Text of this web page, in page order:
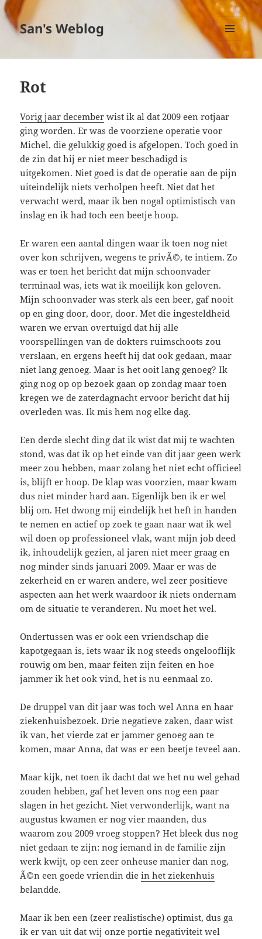
San's Weblog
MENU
EN
Rot
Vorig jaar december wist ik al dat 2009 een rotjaar
ging worden. Er was de voorziene operatie voor
Michel, die gelukkig goed is afgelopen. Toch goed in
de zin dat hij er niet meer beschadigd is
uitgekomen. Niet goed is dat de operatie aan de pijn
uiteindelijk niets verholpen heeft. Niet dat het
verwacht werd, maar ik ben nogal optimistisch van
inslag en ik had toch een beetje hoop.
Er waren een aantal dingen waar ik toen nog niet
over kon schrijven, wegens te privÃ©, te intiem. Zo
was er toen het bericht dat mijn schoonvader
terminaal was, iets wat ik moeilijk kon geloven.
Mijn schoonvader was sterk als een beer, gaf nooit
op en ging door, door, door. Met die ingesteldheid
waren we ervan overtuigd dat hij alle
voorspellingen van de dokters ruimschoots zou
verslaan, en ergens heeft hij dat ook gedaan, maar
niet lang genoeg. Maar is het ooit lang genoeg? Ik
ging nog op op bezoek gaan op zondag maar toen
kregen we de zaterdagnacht ervoor bericht dat hij
overleden was. Ik mis hem nog elke dag.
Een derde slecht ding dat ik wist dat mij te wachten
stond, was dat ik op het einde van dit jaar geen werk
meer zou hebben, maar zolang het niet echt officieel
is, blijft er hoop. De klap was voorzien, maar kwam
dus niet minder hard aan. Eigenlijk ben ik er wel
blij om. Het dwong mij eindelijk het heft in handen
te nemen en actief op zoek te gaan naar wat ik wel
wil doen op professioneel vlak, want mijn job deed
ik, inhoudelijk gezien, al jaren niet meer graag en
nog minder sinds januari 2009. Maar er was de
zekerheid en er waren andere, wel zeer positieve
aspecten aan het werk waardoor ik niets ondernam
om de situatie te veranderen. Nu moet het wel.
Ondertussen was er ook een vriendschap die
kapotgegaan is, iets waar ik nog steeds ongelooflijk
rouwig om ben, maar feiten zijn feiten en hoe
jammer ik het ook vind, het is nu eenmaal zo.
De druppel van dit jaar was toch wel Anna en haar
ziekenhuisbezoek. Drie negatieve zaken, daar wist
ik van, het vierde zat er jammer genoeg aan te
komen, maar Anna, dat was er een beetje teveel aan.
Maar kijk, net toen ik dacht dat we het nu wel gehad
zouden hebben, gaf het leven ons nog een paar
slagen in het gezicht. Niet verwonderlijk, want na
augustus kwamen er nog vier maanden, dus
waarom zou 2009 vroeg stoppen? Het bleek dus nog
niet gedaan te zijn: nog iemand in de familie zijn
werk kwijt, op een zeer onheuse manier dan nog,
Ã©n een goede vriendin diein het ziekenhuis
belandde.
Maar ik ben een (zeer realistische) optimist, dus ga
ik er van uit dat wij onze portie negativiteit wel